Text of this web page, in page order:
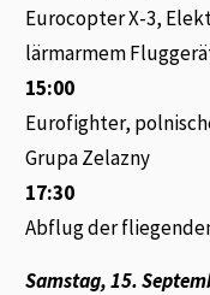
Eurocopter X-3,
lärmarmem
15:00
Eurofighter,
Grupa Zelazny
17:30
Abflug der
Samstag, 15.